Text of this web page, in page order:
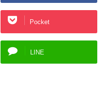
Pocket
LINE